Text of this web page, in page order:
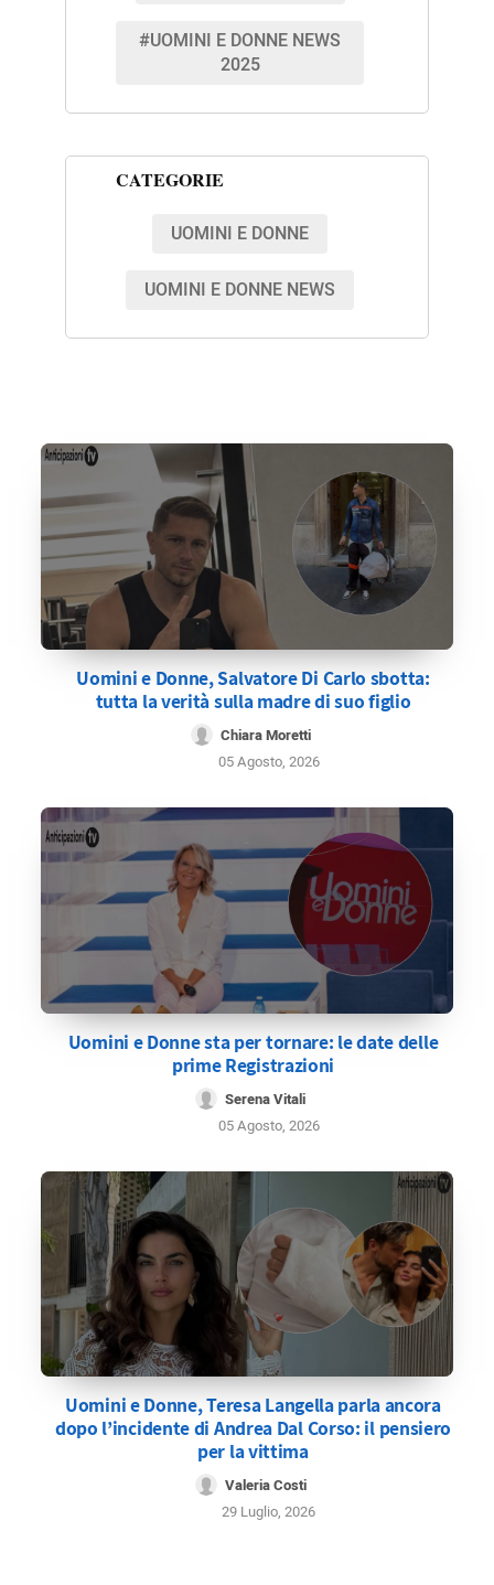
#UOMINI E DONNE NEWS
2025
CATEGORIE
UOMINI E DONNE
UOMINI E DONNE NEWS
Uomini e Donne, Salvatore Di Carlo sbotta:
tutta la verità sulla madre di suo figlio
Chiara Moretti
05 Agosto, 2026
Uomini e Donne sta per tornare: le date delle
prime Registrazioni
Serena Vitali
05 Agosto, 2026
Uomini e Donne, Teresa Langella parla ancora
dopo l’incidente di Andrea Dal Corso: il pensiero
per la vittima
Valeria Costi
29 Luglio, 2026